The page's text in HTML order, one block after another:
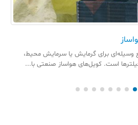
وسیله‌ای برای گرمایش یا سرمایش محیط،
است. کویل‌های هواساز صنعتی با...